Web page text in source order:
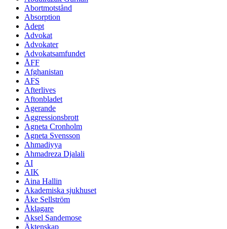
Abortmotstånd
Absorption
Adept
Advokat
Advokater
Advokatsamfundet
ÅFF
Afghanistan
AFS
Afterlives
Aftonbladet
Agerande
Aggressionsbrott
Agneta Cronholm
Agneta Svensson
Ahmadiyya
Ahmadreza Djalali
AI
AIK
Aina Hallin
Akademiska sjukhuset
Åke Sellström
Åklagare
Aksel Sandemose
Äktenskap